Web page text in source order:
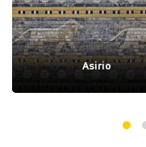
Asirio